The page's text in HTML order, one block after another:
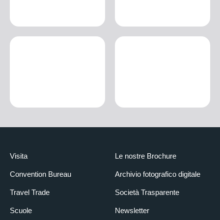
Visita
Convention Bureau
Travel Trade
Scuole
Le nostre Brochure
Archivio fotografico digitale
Società Trasparente
Newsletter